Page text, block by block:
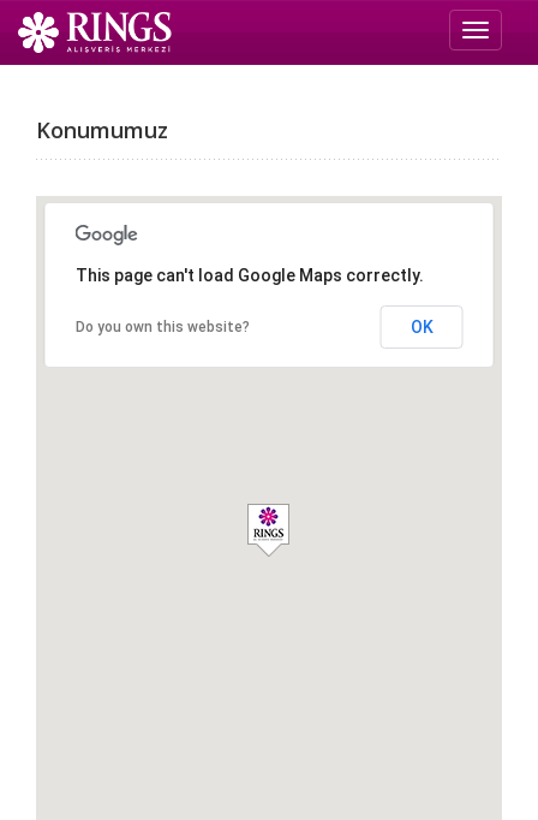
Toggle
Konumumuz
This page can't load Google Maps correctly.
Do you own this website? OK